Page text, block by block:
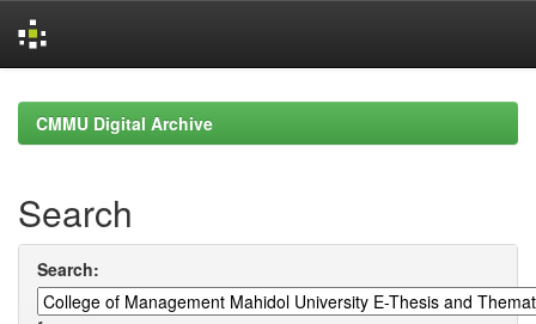
navigationCMMU Digital Archive
Search
Search: